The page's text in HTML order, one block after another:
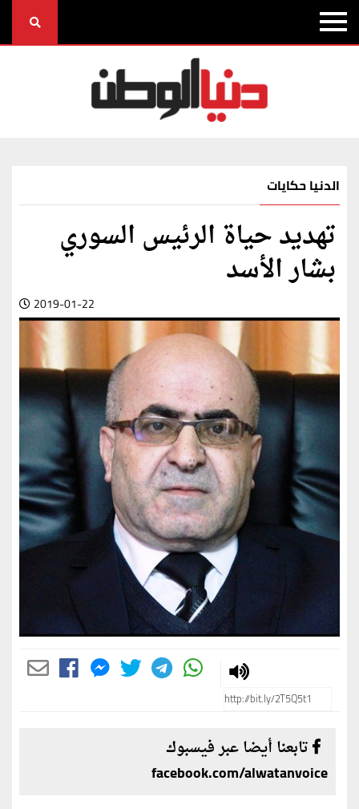
الدنيا حكايات
تهديد حياة الرئيس السوري
بشار الأسد
2019-01-22
تابعنا أيضا عبر فيسبوك
facebook.com/alwatanvoice